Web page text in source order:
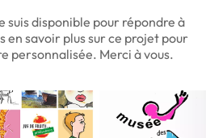
suis disponible pour répondre à
en savoir plus sur ce projet pour
personnalisée. Merci à vous.